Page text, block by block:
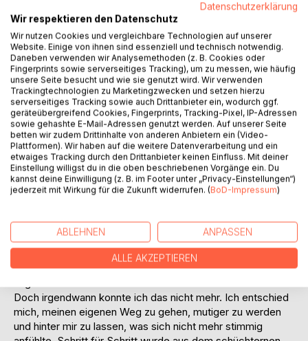
BESCHREIBUNG
Einleitung:
Eines Morgens, während ich durch den Wald spazierte,
entdeckte ich am Waldrand ein Reh. Es stand fast
regungslos da, die Lauscher gespitzt, als würde es jedes
Geräusch in sich aufnehmen - vollkommen präsent,
wachsam, aber nicht gehetzt. Rehe sind aufmerksam und
feinfühlig. Sie spüren ihre Umgebung sehr genau.
Gleichzeitig sind sie vorsichtig und ziehen sich zurück,
sobald sie Gefahr wahrnehmen.
bewusst: «In meinem Inneren lebte ebenfalls ein scheues
Reh. Angst hatte mich lange Zeit begleitet.
Ich hatte mich angepasst und getan, was von mir erwartet
wurde, um dazuzugehören - aus Furcht davor, nicht
Doch irgendwann konnte ich das nicht mehr. Ich entschied
mich, meinen eigenen Weg zu gehen, mutiger zu werden
und hinter mir zu lassen, was sich nicht mehr stimmig
Datenschutzerklärung
Wir respektieren den Datenschutz
Wir nutzen Cookies und vergleichbare Technologien auf unserer
Website. Einige von ihnen sind essenziell und technisch notwendig.
Daneben verwenden wir Analysemethoden (z. B. Cookies oder
Fingerprints sowie serverseitiges Tracking), um zu messen, wie häufig
unsere Seite besucht und wie sie genutzt wird. Wir verwenden
Trackingtechnologien zu Marketingzwecken und setzen hierzu
serverseitiges Tracking sowie auch Drittanbieter ein, wodurch ggf.
geräteübergreifend Cookies, Fingerprints, Tracking-Pixel, IP-Adressen
sowie gehashte E-Mail-Adressen genutzt werden. Auf unserer Seite
betten wir zudem Drittinhalte von anderen Anbietern ein (Video-
Plattformen). Wir haben auf die weitere Datenverarbeitung und ein
etwaiges Tracking durch den Drittanbieter keinen Einfluss. Mit deiner
Einstellung willigst du in die oben beschriebenen Vorgänge ein. Du
kannst deine Einwilligung (z. B. im Footer unter „Privacy-Einstellungen“)
jederzeit mit Wirkung für die Zukunft widerrufen. (BoD-Impressum)
ABLEHNEN ANPASSEN
ALLE AKZEPTIEREN